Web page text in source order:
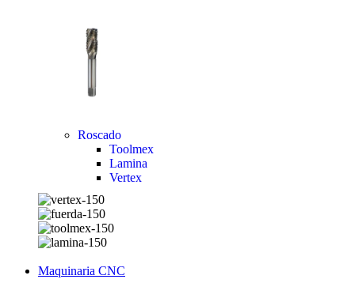
Roscado
Toolmex
Lamina
Vertex
Maquinaria CNC